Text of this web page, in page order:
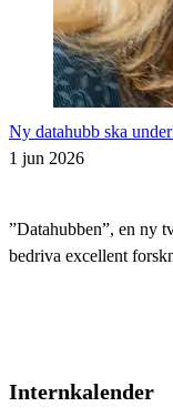
Ny datahubb ska
1 jun 2026
”Datahubben”, en ny
bedriva excellent
Internkalender